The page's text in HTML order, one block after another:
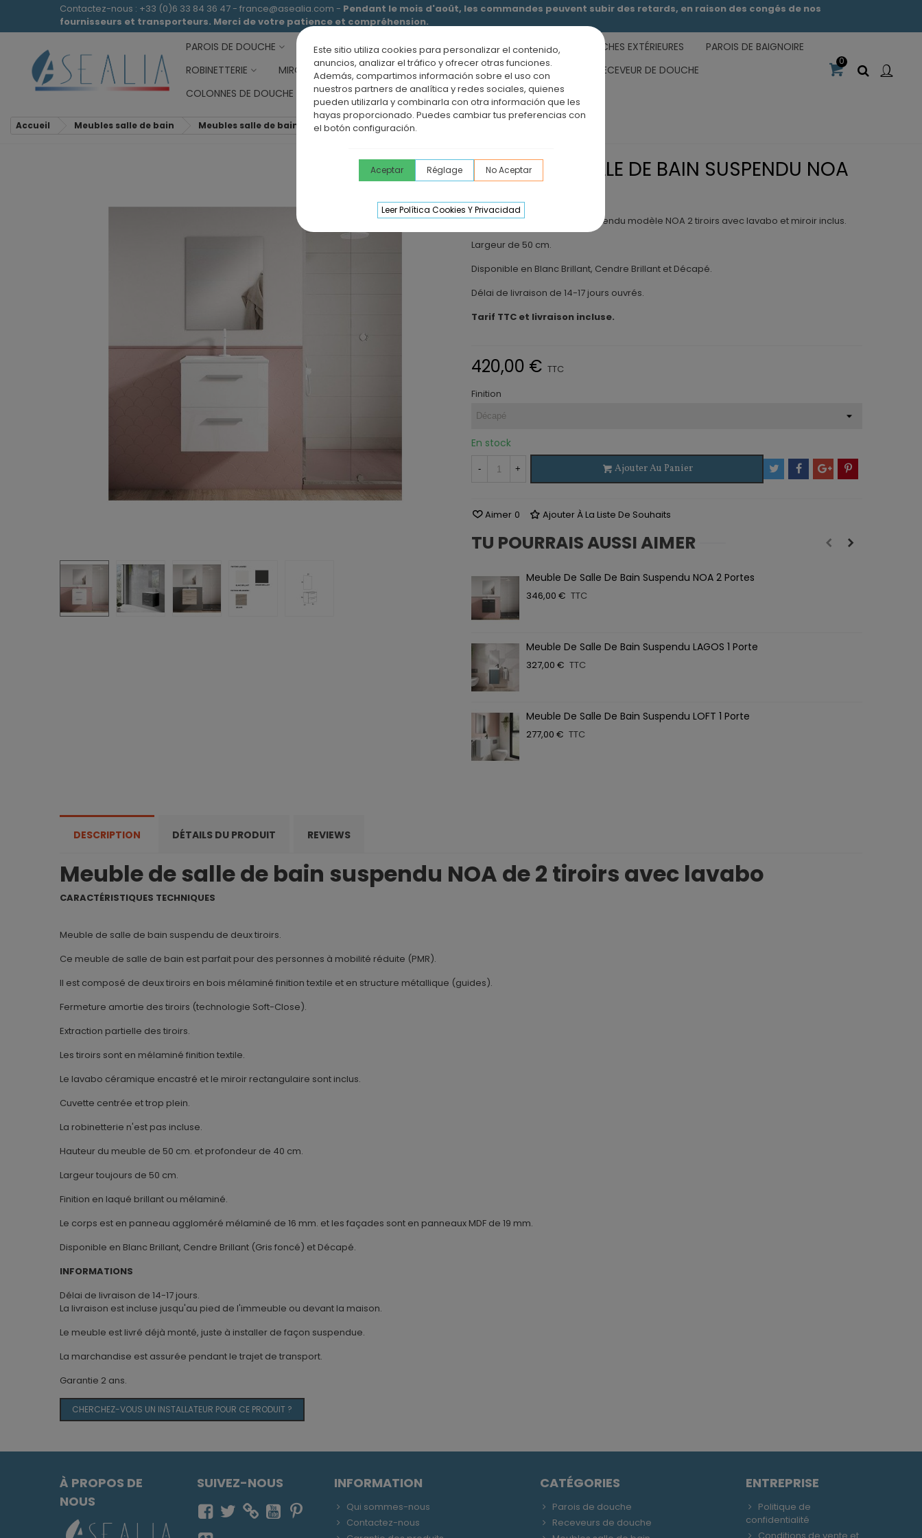
Este sitio utiliza cookies para personalizar el contenido,
anuncios, analizar el tráfico y ofrecer otras funciones.
Además, compartimos información sobre el uso con
nuestros partners de analítica y redes sociales, quienes
pueden utilizarla y combinarla con otra información que les
hayas proporcionado. Puedes cambiar tus preferencias con
el botón configuración.
Aceptar Réglage No Aceptar
Leer Política Cookies Y Privacidad
Contactez-nous : +33 (0)6 33 84 36 47 - france@asealia.com - Pendant le mois d'août, les commandes peuvent subir des retards, en raison des congés de nos
fournisseurs et transporteurs. Merci de votre patience et compréhension.
PAROIS DE DOUCHE RECEVEURS DE DOUCHE MEUBLES SALLE DE BAIN DOUCHES EXTÉRIEURES
PAROIS DE BAIGNOIRE
ROBINETTERIE
MIROIRS DE SALLE DE BAIN PANNEAUX MURAUX
OFFRE PAROI + RECEVEUR DE DOUCHE
COLONNES DE DOUCHE
ÉVIERS DE CUISINE BLOG
0
Accueil Meubles salle de bain Meubles salle de bain suspendus Meuble de salle de bain suspendu NOA 2 tiroirs
MEUBLE DE SALLE DE BAIN SUSPENDU NOA
Meuble de salle de bain suspendu modèle NOA 2 tiroirs avec lavabo et miroir inclus.
Largeur de 50 cm.
Disponible en Blanc Brillant, Cendre Brillant et Décapé.
Délai de livraison de 14-17 jours ouvrés.
Tarif TTC et livraison incluse.
420,00 € TTC
Finition
En stock
- + Ajouter Au Panier
Aimer 0 Ajouter À La Liste De Souhaits
TU POURRAIS AUSSI AIMER
Meuble De Salle De Bain Suspendu NOA 2 Portes
346,00 € TTC
Meuble De Salle De Bain Suspendu LAGOS 1 Porte
327,00 € TTC
Meuble De Salle De Bain Suspendu LOFT 1 Porte
277,00 € TTC
DESCRIPTION DÉTAILS DU PRODUIT REVIEWS
Meuble de salle de bain suspendu NOA de 2 tiroirs avec lavabo
CARACTÉRISTIQUES TECHNIQUES
Meuble de salle de bain suspendu de deux tiroirs.
Ce meuble de salle de bain est parfait pour des personnes à mobilité réduite (PMR).
Il est composé de deux tiroirs en bois mélaminé finition textile et en structure métallique (guides).
Fermeture amortie des tiroirs (technologie Soft-Close).
Extraction partielle des tiroirs.
Les tiroirs sont en mélaminé finition textile.
Le lavabo céramique encastré et le miroir rectangulaire sont inclus.
Cuvette centrée et trop plein.
La robinetterie n'est pas incluse.
Hauteur du meuble de 50 cm. et profondeur de 40 cm.
Largeur toujours de 50 cm.
Finition en laqué brillant ou mélaminé.
Le corps est en panneau aggloméré mélaminé de 16 mm. et les façades sont en panneaux MDF de 19 mm.
Disponible en Blanc Brillant, Cendre Brillant (Gris foncé) et Décapé.
INFORMATIONS
Délai de livraison de 14-17 jours.
La livraison est incluse jusqu'au pied de l'immeuble ou devant la maison.
Le meuble est livré déjà monté, juste à installer de façon suspendue.
La marchandise est assurée pendant le trajet de transport.
Garantie 2 ans.
CHERCHEZ-VOUS UN INSTALLATEUR POUR CE PRODUIT ?
À PROPOS DE
NOUS
SUIVEZ-NOUS INFORMATION
Qui sommes-nous
Contactez-nous
CATÉGORIES
Parois de douche
Receveurs de douche
ENTREPRISE
Politique de
confidentialité